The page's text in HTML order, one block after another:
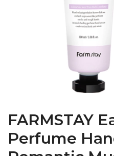
FARMSTAY
Perfume